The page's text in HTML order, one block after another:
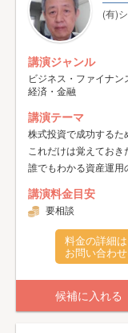
(有)
講演ジャンル
ビジネス・ファイナ
経済・金融
講演テーマ
株式投資で成功する
これだけは覚えてお
誰でもわかる資産運用
講演料金目安
要相談
料金の詳細
お問い合わ
候補に入れる